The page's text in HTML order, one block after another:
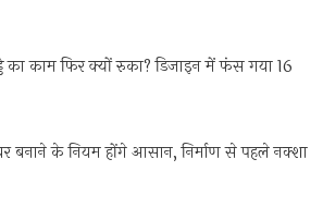
काम फिर क्यों रुका? डिजाइन में फंस गया 16
घर बनाने के नियम होंगे आसान, निर्माण से पहले नक्शा